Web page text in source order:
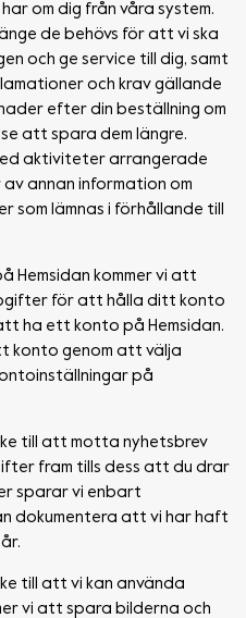
om dig från våra system.
de behövs för att vi ska
och ge service till dig, samt
och krav gällande
efter din beställning om
att spara dem längre.
aktiviteter arrangerade
annan information om
som lämnas i förhållande till
Hemsidan kommer vi att
för att hålla ditt konto
ha ett konto på Hemsidan.
konto genom att välja
på
till att motta nyhetsbrev
fram tills dess att du drar
sparar vi enbart
dokumentera att vi har haft
till att vi kan använda
vi att spara bilderna och